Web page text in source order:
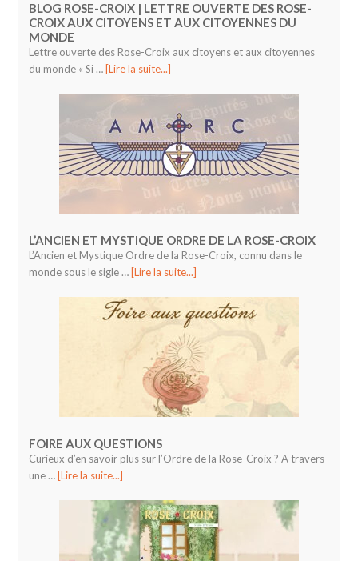
BLOG ROSE-CROIX | LETTRE OUVERTE DES ROSE-
CROIX AUX CITOYENS ET AUX CITOYENNES DU
MONDE
Lettre ouverte des Rose-Croix aux citoyens et aux citoyennes
du monde « Si … [Lire la suite...]
L’ANCIEN ET MYSTIQUE ORDRE DE LA ROSE-CROIX
L’Ancien et Mystique Ordre de la Rose-Croix, connu dans le
monde sous le sigle … [Lire la suite...]
FOIRE AUX QUESTIONS
Curieux d’en savoir plus sur l’Ordre de la Rose-Croix ? A travers
une … [Lire la suite...]